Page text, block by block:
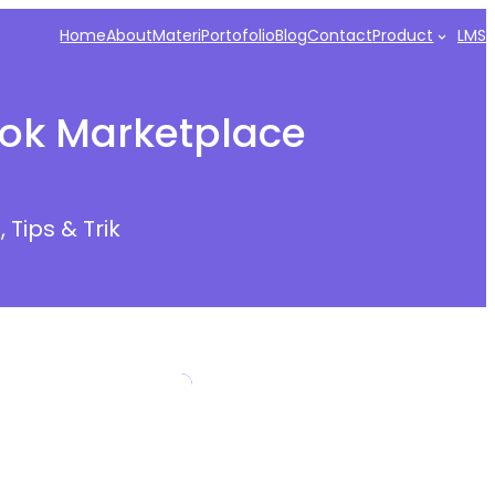
HomeAboutMateriPortofolioBlogContactProduct LMS
Marketplace
, Tips & Trik